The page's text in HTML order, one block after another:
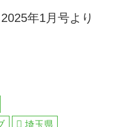
年1月号より
埼玉県